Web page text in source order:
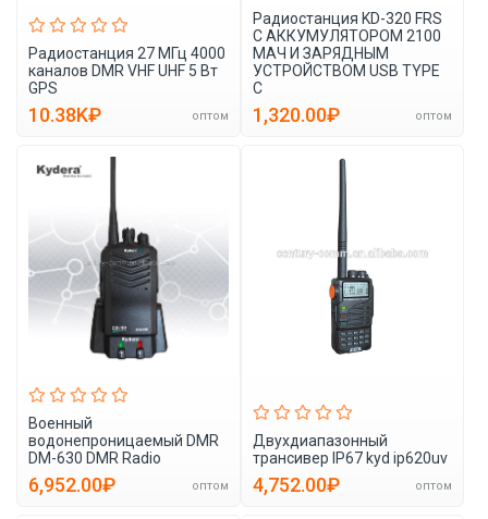
Радиостанция 27 МГц 4000
каналов DMR VHF UHF 5 Вт
GPS
10.38K₽ оптом
Радиостанция KD-320 FRS
С АККУМУЛЯТОРОМ 2100
МАЧ И ЗАРЯДНЫМ
УСТРОЙСТВОМ USB TYPE
C
1,320.00₽ оптом
Военный
водонепроницаемый DMR
DM-630 DMR Radio
6,952.00₽ оптом
Двухдиапазонный
трансивер IP67 kyd ip620uv
4,752.00₽ оптом